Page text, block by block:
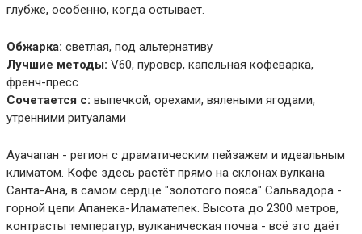
глубже, особенно, когда остывает.
Обжарка: светлая, под альтернативу
Лучшие методы: V60, пуровер, капельная кофеварка,
френч-пресс
Сочетается с: выпечкой, орехами, вялеными ягодами,
утренними ритуалами
Ауачапан - регион с драматическим пейзажем и идеальным
климатом. Кофе здесь растёт прямо на склонах вулкана
Санта-Ана, в самом сердце "золотого пояса" Сальвадора -
горной цепи Апанека-Иламатепек. Высота до 2300 метров,
контрасты температур, вулканическая почва - всё это даёт